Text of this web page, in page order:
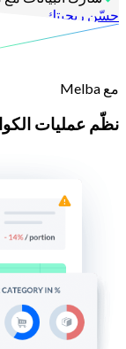
حسّن ربحيتك
مع Melba
نظّم عمليات